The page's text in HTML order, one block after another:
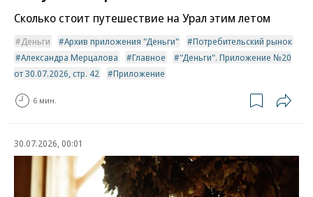
Сколько стоит путешествие на Урал этим летом
Деньги Архив приложения "Деньги"
Потребительский рынок
Александра Мерцалова
Главное
"Деньги". Приложение №20
от 30.07.2026, стр. 42
Приложение
6 мин.
30.07.2026, 00:01